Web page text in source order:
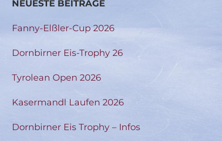
NEUESTE BEITRÄGE
Fanny-Elßler-Cup 2026
Dornbirner Eis-Trophy 26
Tyrolean Open 2026
Kasermandl Laufen 2026
Dornbirner Eis Trophy – Infos